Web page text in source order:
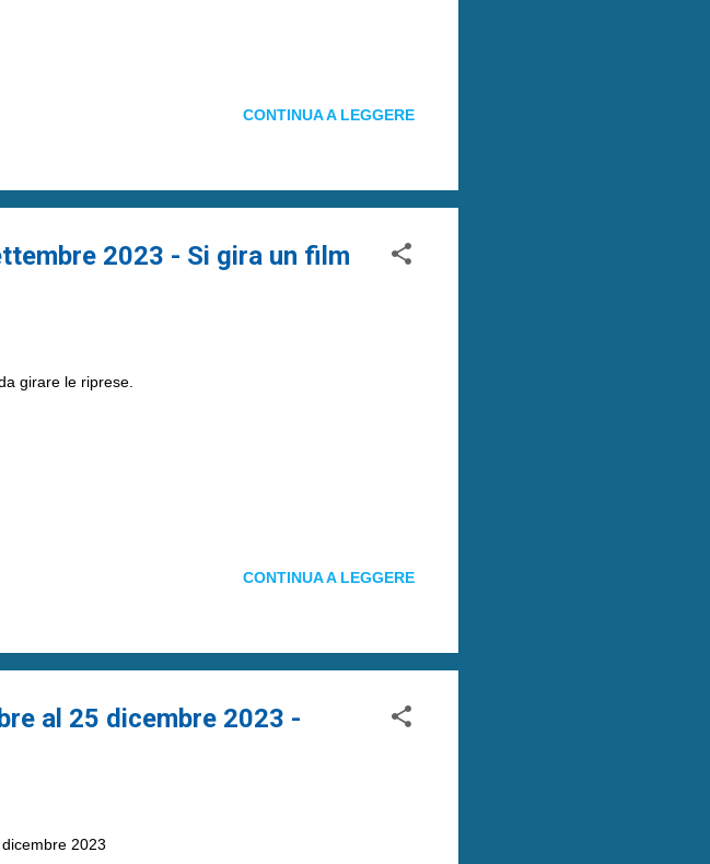
CONTINUA A LEGGERE
2023 - Si gira un film
girare le riprese.
CONTINUA A LEGGERE
al 25 dicembre 2023 -
2023